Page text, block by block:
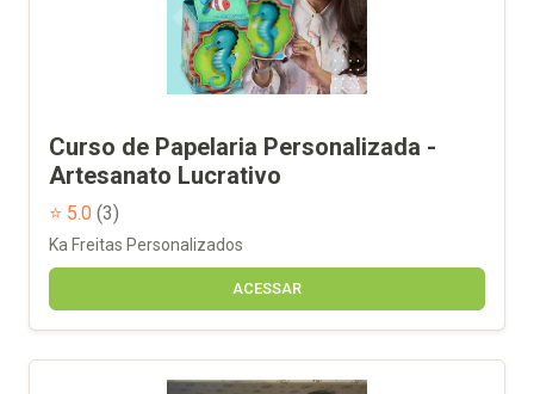
Curso de Papelaria Personalizada -
Artesanato Lucrativo
⭐ 5.0 (3)
Ka Freitas Personalizados
ACESSAR